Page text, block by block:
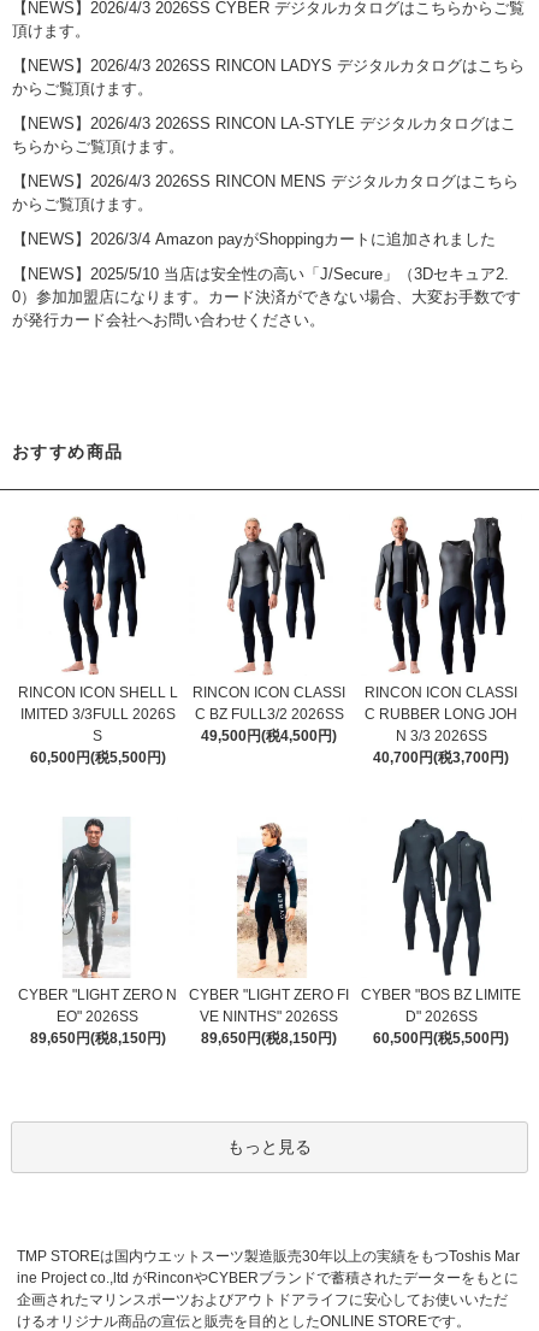
【NEWS】 2026/4/3 2026SS CYBER デジタルカタログはこちらからご覧
頂けます。
【NEWS】 2026/4/3 2026SS RINCON LADYS デジタルカタログはこちら
からご覧頂けます。
【NEWS】 2026/4/3 2026SS RINCON LA-STYLE デジタルカタログはこ
ちらからご覧頂けます。
【NEWS】 2026/4/3 2026SS RINCON MENS デジタルカタログはこちら
からご覧頂けます。
【NEWS】2026/3/4 Amazon payがShoppingカートに追加されました
【NEWS】2025/5/10 当店は安全性の高い「J/Secure」（3Dセキュア2.
0）参加加盟店になります。カード決済ができない場合、大変お手数です
が発行カード会社へお問い合わせください。
おすすめ商品
RINCON ICON SHELL L
IMITED 3/3FULL 2026S
S
60,500円(税5,500円)
RINCON ICON CLASSI
C BZ FULL3/2 2026SS
49,500円(税4,500円)
RINCON ICON CLASSI
C RUBBER LONG JOH
N 3/3 2026SS
40,700円(税3,700円)
CYBER "LIGHT ZERO N
EO" 2026SS
89,650円(税8,150円)
CYBER "LIGHT ZERO FI
VE NINTHS" 2026SS
89,650円(税8,150円)
CYBER "BOS BZ LIMITE
D" 2026SS
60,500円(税5,500円)
もっと見る
TMP STOREは国内ウエットスーツ製造販売30年以上の実績をもつToshis Mar
ine Project co.,ltd がRinconやCYBERブランドで蓄積されたデーターをもとに
企画されたマリンスポーツおよびアウトドアライフに安心してお使いいただ
けるオリジナル商品の宣伝と販売を目的としたONLINE STOREです。